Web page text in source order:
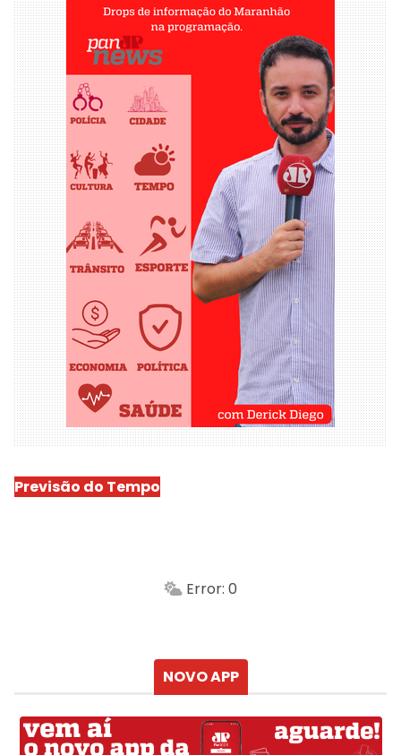
Previsão do Tempo
Min.
Error: 0
NOVO APP